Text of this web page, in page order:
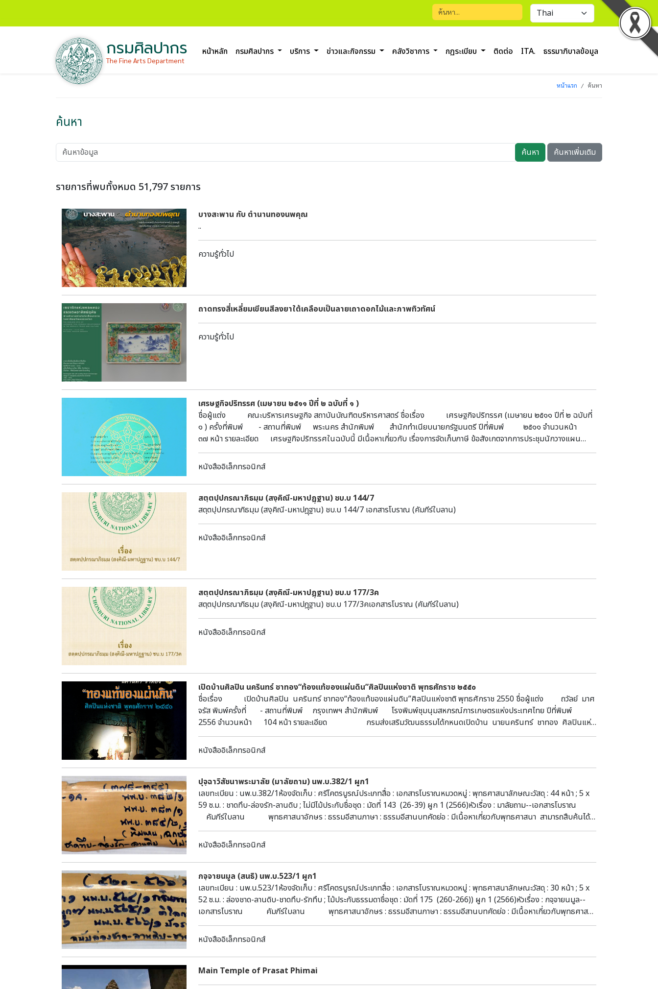
กรมศิลปากร
The Fine Arts Department
หน้าหลัก กรมศิลปากร บริการ ข่าวและกิจกรรม คลังวิชาการ กฏระเบียบ ติดต่อ ITA. ธรรมาภิบาลข้อมูล
หน้าแรก ค้นหา
ค้นหา
ค้นหา ค้นหาเพิ่มเติม
รายการที่พบทั้งหมด 51,797 รายการ
บางสะพาน กับ ตำนานทองนพคุณ
..
ความรู้ทั่วไป
ถาดทรงสี่เหลี่ยมเขียนสีลงยาใต้เคลือบเป็นลายเถาดอกไม้และภาพทิวทัศน์
ความรู้ทั่วไป
เศรษฐกิจปริทรรศ (เมษายน ๒๕๑๑ ปีที่ ๒ ฉบับที่ ๑ )
ชื่อผู้แต่ง คณะบริหารเศรษฐกิจ สถาบันบัณฑิตบริหารศาสตร์ ชื่อเรื่อง เศรษฐกิจปริทรรศ (เมษายน ๒๕๑๑ ปีที่ ๒ ฉบับที่
๑ ) ครั้งที่พิมพ์ - สถานที่พิมพ์ พระนคร สำนักพิมพ์ สำนักทำเนียบนายกรัฐมนตรี ปีที่พิมพ์ ๒๕๑๑ จำนวนหน้า
๓๗ หน้า รายละเอียด เศรษฐกิจปริทรรศในฉบับนี้ มีเนื้อหาเกี่ยวกับ เรื่องการจัดเก็บภาษี ข้อสังเกตจากการประชุมนักวางแผน
เศรษฐกิจครั้งที่ 3 ข้อเสนอแนะทางเศรษฐกิจและการเงิน งบประมาณแผ่นดิน และสุดท้าย การสำรองเงินทุนต่างประเทศ
หนังสืออิเล็กทรอนิกส์
สตฺตปฺปกรณาภิธมฺม (สงฺคิณี-มหาปฎฺฐาน) ชบ.บ 144/7
สตฺตปฺปกรณาภิธมฺม (สงฺคิณี-มหาปฎฺฐาน) ชบ.บ 144/7 เอกสารโบราณ (คัมภีร์ใบลาน)
หนังสืออิเล็กทรอนิกส์
สตฺตปฺปกรณาภิธมฺม (สงฺคิณี-มหาปฎฺฐาน) ชบ.บ 177/3ค
สตฺตปฺปกรณาภิธมฺม (สงฺคิณี-มหาปฎฺฐาน) ชบ.บ 177/3คเอกสารโบราณ (คัมภีร์ใบลาน)
หนังสืออิเล็กทรอนิกส์
เปิดบ้านศิลปิน นครินทร์ ชาทอง“ท้องแท้ของแผ่นดิน”ศิลปินแห่งชาติ พุทธศักราช ๒๕๕๐
ชื่อเรื่อง เปิดบ้านศิลปิน นครินทร์ ชาทอง“ท้องแท้ของแผ่นดิน”ศิลปินแห่งชาติ พุทธศักราช 2550 ชื่อผู้แต่ง ถวัลย์ มาศ
จรัส พิมพ์ครั้งที่ - สถานที่พิมพ์ กรุงเทพฯ สำนักพิมพ์ โรงพิมพ์ชุมนุมสหกรณ์การเกษตรแห่งประเทศไทย ปีที่พิมพ์
2556 จำนวนหน้า 104 หน้า รายละเอียด กรมส่งเสริมวัฒนธรรมได้กหนดเปิดบ้าน นายนครินทร์ ชาทอง ศิลปินแห่ง
ชาติ สาขาศิลปะการแสดง (การแสดงพื้นบ้าน - หนังตะลุง) นับเป็นหลังที่ 15 ในโครงการเปิดบ้านศิลปินแห่งชาติแห่งนี้ ได้ใช้เป็น
สถานที่อนุรักษ์และถ่ายทอดความรู้เกี่ยวกับหนังตะลุงอันเป็นมรดกทางวัฒนธรรมท้องถิ่นภาคใต้ตั้งแต่อดีตจนถึงปัจจุบัน ซึ่งเป็น
วัฒนธรรมอันน่าภาคภูมิใจของชาวจังหวัดสงขลาต่อไป
หนังสืออิเล็กทรอนิกส์
ปุจฺฉาวิสัชนาพระมาลัย (มาลัยถาม) นพ.บ.382/1 ผูก1
เลขทะเบียน : นพ.บ.382/1ห้องจัดเก็บ : ศรีโคตรบูรณ์ประเภทสื่อ : เอกสารโบราณหมวดหมู่ : พุทธศาสนาลักษณะวัสดุ : 44 หน้า ; 5 x
59 ซ.ม. : ชาดทึบ-ล่องรัก-ลานดิบ ; ไม่มีไม้ประกับชื่อชุด : มัดที่ 143 (26-39) ผูก 1 (2566)หัวเรื่อง : มาลัยถาม--เอกสารโบราณ
คัมภีร์ใบลาน พุทธศาสนาอักษร : ธรรมอีสานภาษา : ธรรมอีสานบทคัดย่อ : มีเนื้อหาเกี่ยวกับพุทธศาสนา สามารถสืบค้นได้ที่
ห้องศรีโคตรบูรณ์ หอสมุดแห่งชาติเฉลิมพระเกียรติ สมเด็จพระนางเจ้าสิริกิติ์ พระบรมราชินีนาถ นครพนม
หนังสืออิเล็กทรอนิกส์
กจฺจายนมูล (สนธิ) นพ.บ.523/1 ผูก1
เลขทะเบียน : นพ.บ.523/1ห้องจัดเก็บ : ศรีโคตรบูรณ์ประเภทสื่อ : เอกสารโบราณหมวดหมู่ : พุทธศาสนาลักษณะวัสดุ : 30 หน้า ; 5 x
52 ซ.ม. : ล่องชาด-ลานดิบ-ชาดทึบ-รักทึบ ; ไม้ประกับธรรมดาชื่อชุด : มัดที่ 175 (260-266)) ผูก 1 (2566)หัวเรื่อง : กจฺจายนมูล--
เอกสารโบราณ คัมภีร์ใบลาน พุทธศาสนาอักษร : ธรรมอีสานภาษา : ธรรมอีสานบทคัดย่อ : มีเนื้อหาเกี่ยวกับพุทธศาสนา
สามารถสืบค้นได้ที่ห้องศรีโคตรบูรณ์ หอสมุดแห่งชาติเฉลิมพระเกียรติ สมเด็จพระนางเจ้าสิริกิติ์ พระบรมราชินีนาถ นครพนม
หนังสืออิเล็กทรอนิกส์
Main Temple of Prasat Phimai